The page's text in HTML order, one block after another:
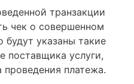
транзакции
чек о совершенном
будут указаны такие
поставщика услуги,
платежа.